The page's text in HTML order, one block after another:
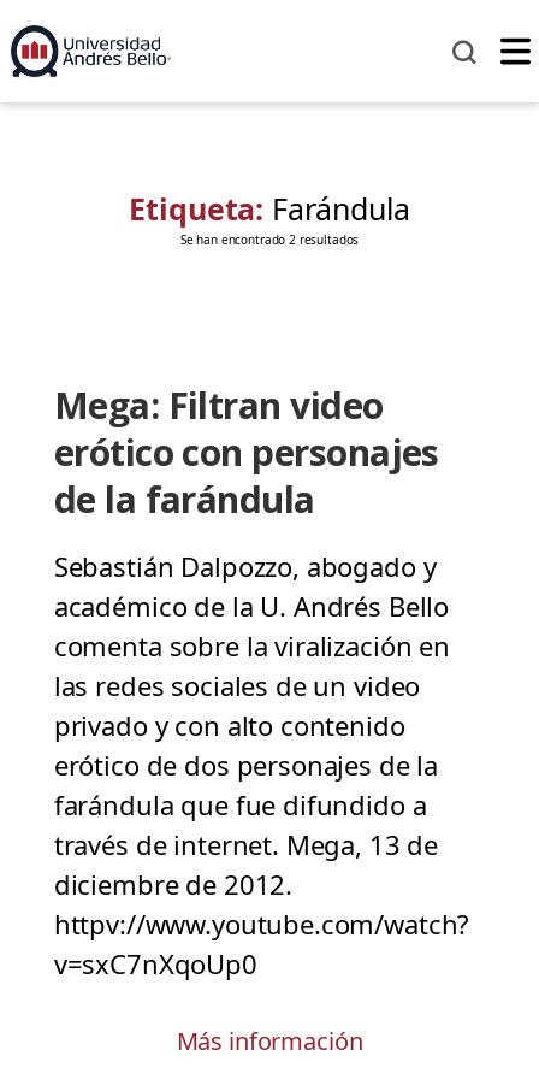
Etiqueta: Farándula
Se han encontrado 2 resultados
Mega: Filtran video
erótico con personajes
de la farándula
Sebastián Dalpozzo, abogado y
académico de la U. Andrés Bello
comenta sobre la viralización en
las redes sociales de un video
privado y con alto contenido
erótico de dos personajes de la
farándula que fue difundido a
través de internet. Mega, 13 de
diciembre de 2012.
httpv://www.youtube.com/watch?
v=sxC7nXqoUp0
Más información